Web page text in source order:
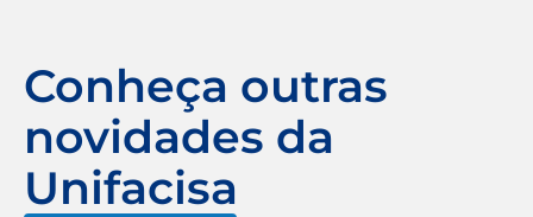
Conheça outras
novidades da
Unifacisa